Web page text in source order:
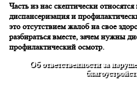
Часть из нас скептически
диспансеризация и
это отсутствием жалоб на свое
разбираться вместе, зачем нужны
профилактический осмотр.
Об ответственности за